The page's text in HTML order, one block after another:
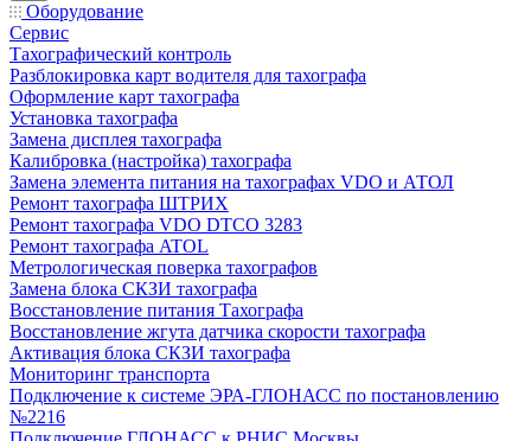
Оборудование
Сервис
Тахографический контроль
Разблокировка карт водителя для тахографа
Оформление карт тахографа
Установка тахографа
Замена дисплея тахографа
Калибровка (настройка) тахографа
Замена элемента питания на тахографах VDO и АТОЛ
Ремонт тахографа ШТРИХ
Ремонт тахографа VDO DTCO 3283
Ремонт тахографа ATOL
Метрологическая поверка тахографов
Замена блока СКЗИ тахографа
Восстановление питания Тахографа
Восстановление жгута датчика скорости тахографа
Активация блока СКЗИ тахографа
Мониторинг транспорта
Подключение к системе ЭРА-ГЛОНАСС по постановлению
№2216